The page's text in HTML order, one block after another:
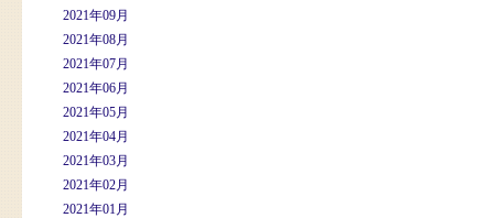
2021年09月
2021年08月
2021年07月
2021年06月
2021年05月
2021年04月
2021年03月
2021年02月
2021年01月